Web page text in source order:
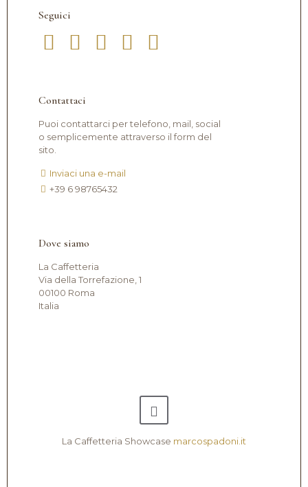
Seguici
Contattaci
Puoi contattarci per telefono, mail, social
o semplicemente attraverso il form del
sito.
Inviaci una e-mail
+39 6 98765432
Dove siamo
La Caffetteria
Via della Torrefazione, 1
00100 Roma
Italia
La Caffetteria Showcase marcospadoni.it